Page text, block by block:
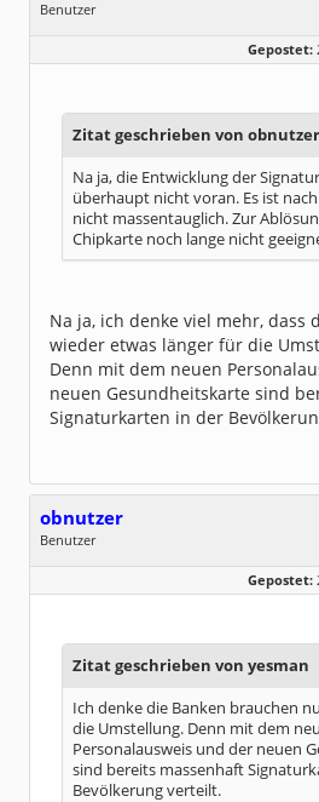
Benutzer
Dabei seit:
03 / 2009
Gepostet:
Zitat geschrieben von obnutzer
Na ja, die Entwicklung der
überhaupt nicht voran. Es ist
nicht massentauglich. Zur
Chipkarte noch lange nicht
Na ja, ich denke viel mehr, dass
wieder etwas länger für die
Denn mit dem neuen
neuen Gesundheitskarte sind
Signaturkarten in der
obnutzer
Benutzer
Geschlecht:
keine Angabe
Dabei seit:
03 / 2010
Gepostet:
Zitat geschrieben von yesman
Ich denke die Banken brauchen
die Umstellung. Denn mit dem
Personalausweis und der neuen
sind bereits massenhaft
Bevölkerung verteilt.